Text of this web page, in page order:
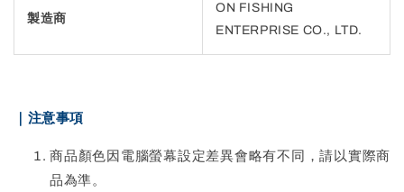
製造商
ON FISHING
ENTERPRISE CO., LTD.
｜注意事項
商品顏色因電腦螢幕設定差異會略有不同，請以實際商
品為準。